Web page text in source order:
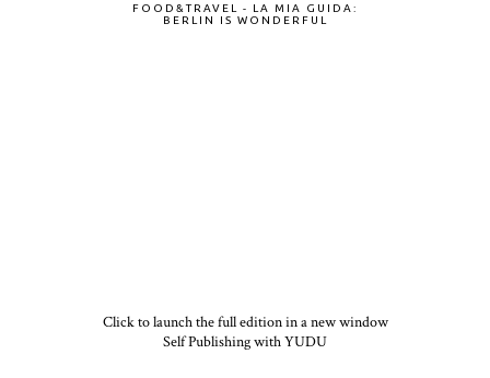
FOOD&TRAVEL - LA MIA GUIDA:
BERLIN IS WONDERFUL
Click to launch the full edition in a new window
Self Publishing with YUDU